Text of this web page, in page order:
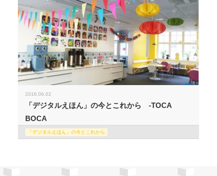
2016.06.02
「デジタルえほん」の今とこれから -TOCA
BOCA
「デジタルえほん」の今とこれから